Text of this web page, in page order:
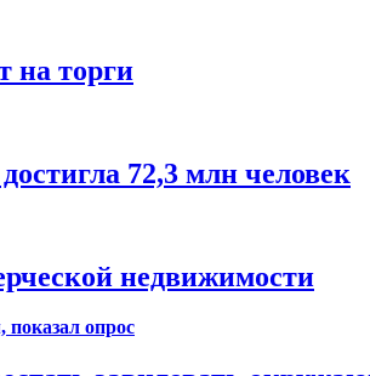
на торги
72,3 млн человек
недвижимости